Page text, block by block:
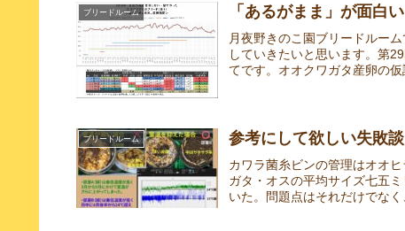
ブリードルーム 「あるがまま」が面白
月夜野きのこ園ブリードルー
していきたいと思います。第
てです。オオクワガタ産卵の
ブリードルーム 参考にして欲しい失敗
カワラ菌糸ビンの管理はオオ
ガタ・オスの平均サイズ七五
いた。問題点はそれだけでな